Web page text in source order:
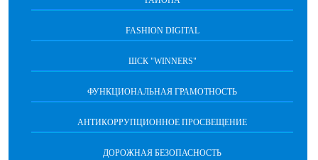
FASHION DIGITAL
ШСК "WINNERS"
ФУНКЦИОНАЛЬНАЯ ГРАМОТНОСТЬ
АНТИКОРРУПЦИОННОЕ ПРОСВЕЩЕНИЕ
ДОРОЖНАЯ БЕЗОПАСНОСТЬ